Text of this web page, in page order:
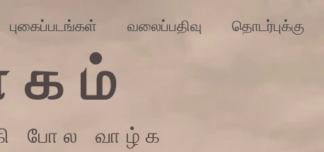
புகைப்படங்கள் வலைப்பதிவு தொடர்புக்கு
போல வாழ்க